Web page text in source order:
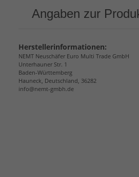
Angaben zur
Herstellerinformationen:
NEMT Neuschäfer Euro Multi Trade GmbH
Unterhauner Str. 1
Baden-Württemberg
Hauneck, Deutschland, 36282
info@nemt-gmbh.de